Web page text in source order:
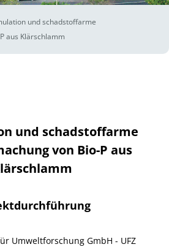
und schadstoffarme
aus Klärschlamm
und schadstoffarme
von Bio-P aus
Umweltforschung GmbH - UFZ